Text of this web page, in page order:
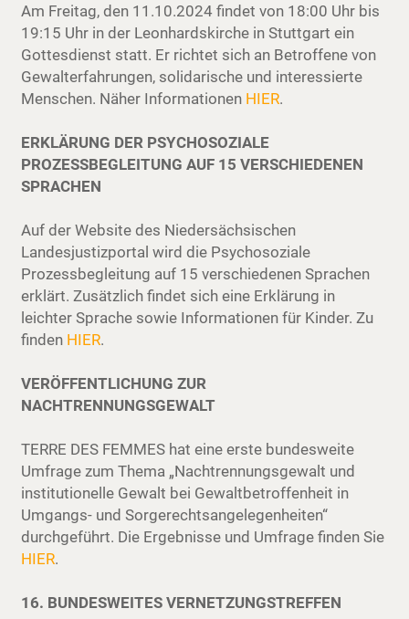
Am Freitag, den 11.10.2024 findet von 18:00 Uhr bis
19:15 Uhr in der Leonhardskirche in Stuttgart ein
Gottesdienst statt. Er richtet sich an Betroffene von
Gewalterfahrungen, solidarische und interessierte
Menschen. Näher Informationen HIER.
ERKLÄRUNG DER PSYCHOSOZIALE
PROZESSBEGLEITUNG AUF 15 VERSCHIEDENEN
SPRACHEN
Auf der Website des Niedersächsischen
Landesjustizportal wird die Psychosoziale
Prozessbegleitung auf 15 verschiedenen Sprachen
erklärt. Zusätzlich findet sich eine Erklärung in
leichter Sprache sowie Informationen für Kinder. Zu
finden HIER.
VERÖFFENTLICHUNG ZUR
NACHTRENNUNGSGEWALT
TERRE DES FEMMES hat eine erste bundesweite
Umfrage zum Thema „Nachtrennungsgewalt und
institutionelle Gewalt bei Gewaltbetroffenheit in
Umgangs- und Sorgerechtsangelegenheiten“
durchgeführt. Die Ergebnisse und Umfrage finden Sie
HIER.
16. BUNDESWEITES VERNETZUNGSTREFFEN